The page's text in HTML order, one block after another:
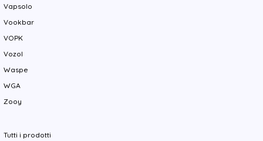
Vapsolo
Vookbar
VOPK
Vozol
Waspe
WGA
Zooy
Tutti i prodotti